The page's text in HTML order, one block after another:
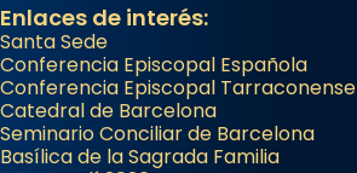
Enlaces de interés:
Santa Sede
Conferencia Episcopal Española
Conferencia Episcopal Tarraconense
Catedral de Barcelona
Seminario Conciliar de Barcelona
Basílica de la Sagrada Familia